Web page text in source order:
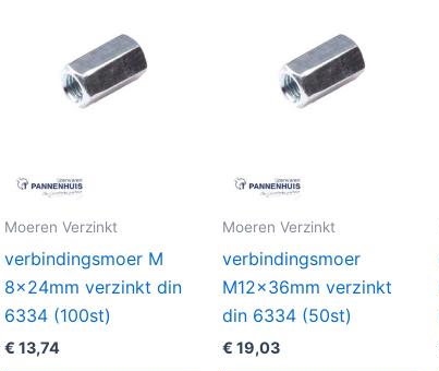
Moeren Verzinkt
verbindingsmoer M
8x24mm verzinkt din
6334 (100st)
€ 13,74
Moeren Verzinkt
verbindingsmoer
M12x36mm verzinkt
din 6334 (50st)
€ 19,03